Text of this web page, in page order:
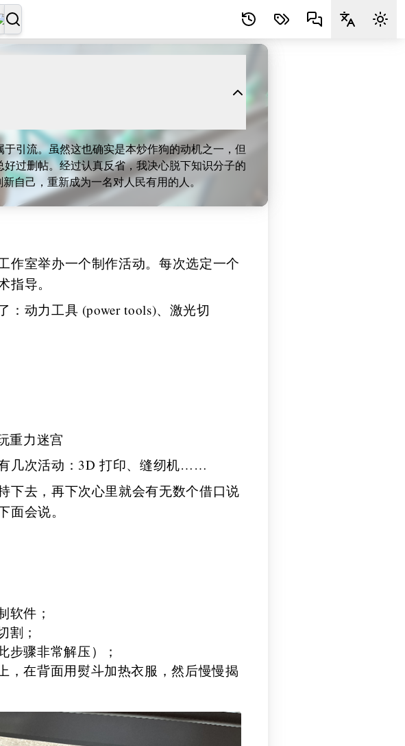
引流。虽然这也确实是本炒作狗的动机之一，但
过删帖。经过认真反省，我决心脱下知识分子的
自己，重新成为一名对人民有用的人。
作室举办一个制作活动。每次选定一个
导。
：动力工具 (power tools)、激光切
重力迷宫
几次活动：3D 打印、缝纫机……
下去，再下次心里就会有无数个借口说
会说。
软件；
割；
步骤非常解压）；
，在背面用熨斗加热衣服，然后慢慢揭